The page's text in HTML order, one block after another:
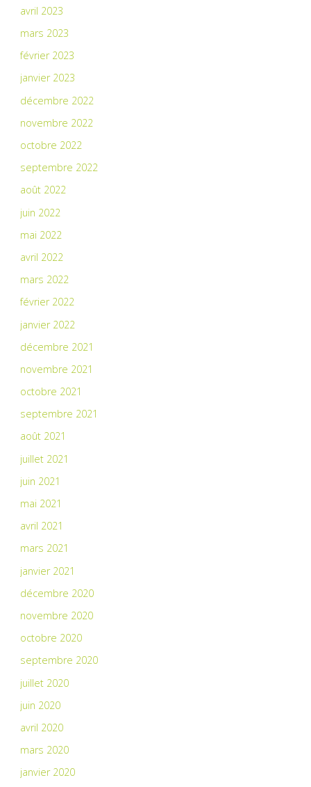
avril 2023
mars 2023
février 2023
janvier 2023
décembre 2022
novembre 2022
octobre 2022
septembre 2022
août 2022
juin 2022
mai 2022
avril 2022
mars 2022
février 2022
janvier 2022
décembre 2021
novembre 2021
octobre 2021
septembre 2021
août 2021
juillet 2021
juin 2021
mai 2021
avril 2021
mars 2021
janvier 2021
décembre 2020
novembre 2020
octobre 2020
septembre 2020
juillet 2020
juin 2020
avril 2020
mars 2020
janvier 2020